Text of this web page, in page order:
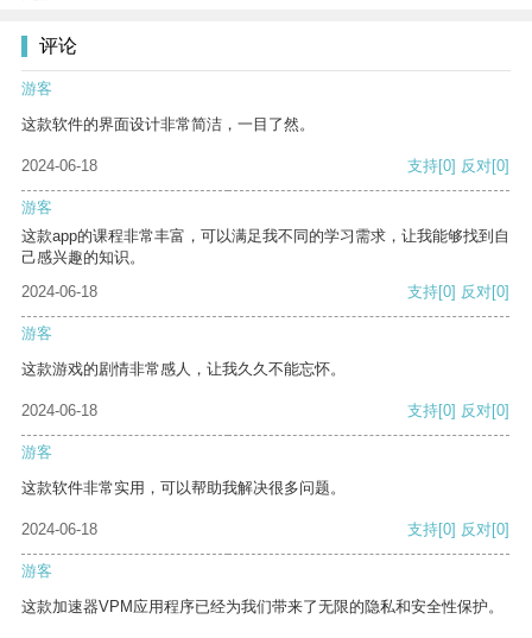
评论
游客
这款软件的界面设计非常简洁，一目了然。
2024-06-18 支持[0] 反对[0]
游客
这款app的课程非常丰富，可以满足我不同的学习需求，让我能够找到自
己感兴趣的知识。
2024-06-18
支持[0] 反对[0]
游客
这款游戏的剧情非常感人，让我久久不能忘怀。
2024-06-18 支持[0] 反对[0]
游客
这款软件非常实用，可以帮助我解决很多问题。
2024-06-18 支持[0] 反对[0]
游客
这款加速器VPM应用程序已经为我们带来了无限的隐私和安全性保护。